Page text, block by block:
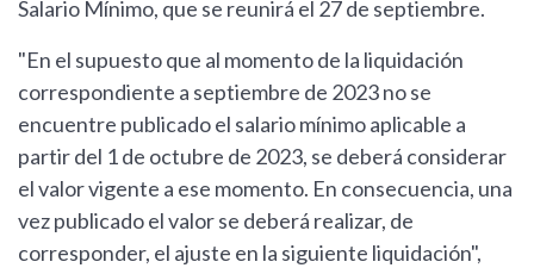
Salario Mínimo, que se reunirá el 27 de septiembre.
"En el supuesto que al momento de la liquidación
correspondiente a septiembre de 2023 no se
encuentre publicado el salario mínimo aplicable a
partir del 1 de octubre de 2023, se deberá considerar
el valor vigente a ese momento. En consecuencia, una
vez publicado el valor se deberá realizar, de
corresponder, el ajuste en la siguiente liquidación",